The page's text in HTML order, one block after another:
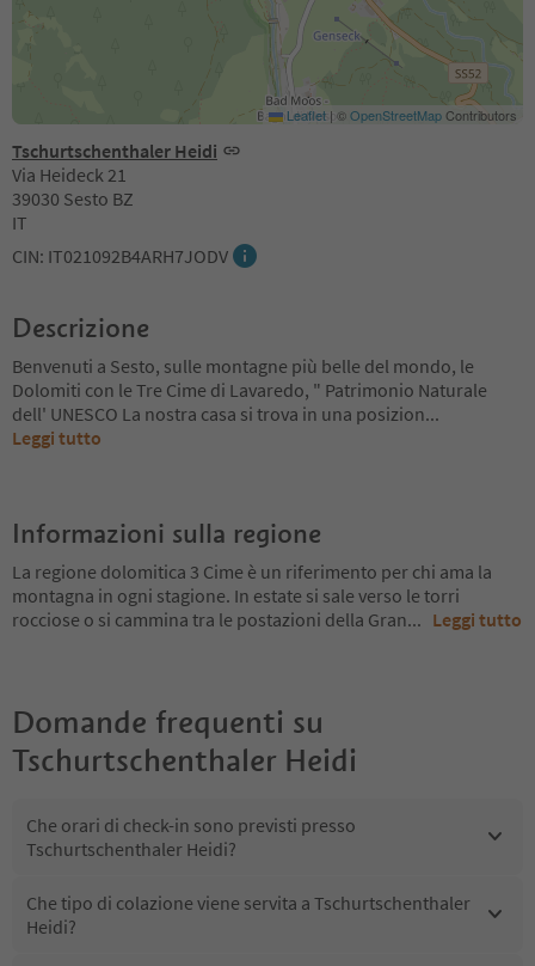
Tschurtschenthaler Heidi
Via Heideck 21
39030 Sesto BZ
IT
CIN: IT021092B4ARH7JODV
Leaflet | ©OpenStreetMapContributors
Descrizione
Benvenuti a Sesto, sulle montagne più belle del mondo, le
Dolomiti con le Tre Cime di Lavaredo, " Patrimonio Naturale
dell' UNESCO La nostra casa si trova in una posizion...
Leggi tutto
Informazioni sulla regione
La regione dolomitica 3 Cime è un riferimento per chi ama la
montagna in ogni stagione. In estate si sale verso le torri
rocciose o si cammina tra le postazioni della Gran... Leggi tutto
Domande frequenti su
Tschurtschenthaler Heidi
Che orari di check-in sono previsti presso
Tschurtschenthaler Heidi?
Che tipo di colazione viene servita a Tschurtschenthaler
Heidi?